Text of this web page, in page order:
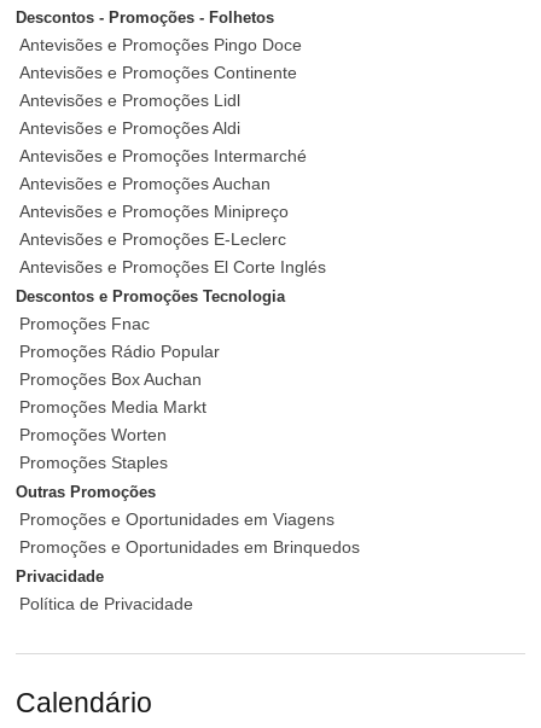
Descontos - Promoções - Folhetos
Antevisões e Promoções Pingo Doce
Antevisões e Promoções Continente
Antevisões e Promoções Lidl
Antevisões e Promoções Aldi
Antevisões e Promoções Intermarché
Antevisões e Promoções Auchan
Antevisões e Promoções Minipreço
Antevisões e Promoções E-Leclerc
Antevisões e Promoções El Corte Inglés
Descontos e Promoções Tecnologia
Promoções Fnac
Promoções Rádio Popular
Promoções Box Auchan
Promoções Media Markt
Promoções Worten
Promoções Staples
Outras Promoções
Promoções e Oportunidades em Viagens
Promoções e Oportunidades em Brinquedos
Privacidade
Política de Privacidade
Calendário